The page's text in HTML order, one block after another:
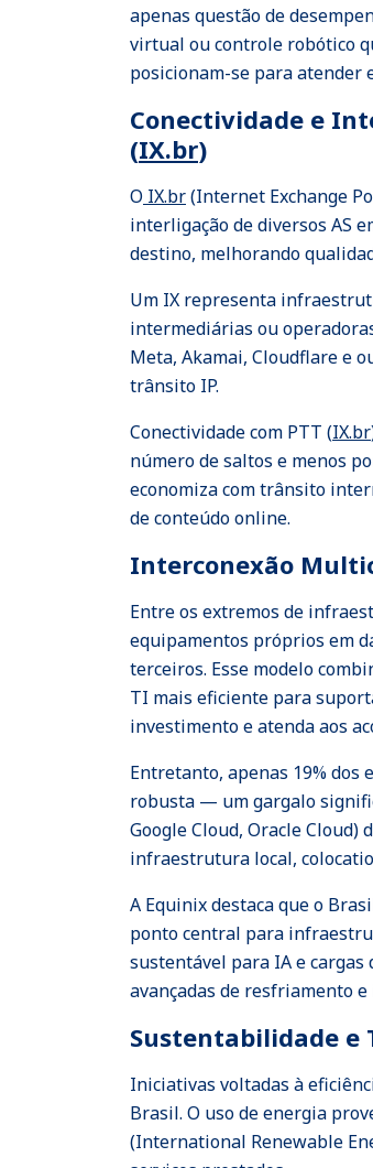
apenas questão de
virtual ou controle robótico
posicionam-se para atender
Conectividade e
(IX.br)
O IX.br(Internet Exchange
interligação de diversos AS
destino, melhorando
Um IX representa
intermediárias ou
Meta, Akamai, Cloudflare e
trânsito IP.
Conectividade com PTT (IX.br
número de saltos e menos
economiza com trânsito
de conteúdo online.
Interconexão
Entre os extremos de
equipamentos próprios em
terceiros. Esse modelo
TI mais eficiente para
investimento e atenda aos
Entretanto, apenas 19%
robusta — um gargalo
Google Cloud, Oracle
infraestrutura local,
A Equinix destaca que o
ponto central para
sustentável para IA e
avançadas de resfriamento
Sustentabilidade e
Iniciativas voltadas à
Brasil. O uso de energia
(International Renewable